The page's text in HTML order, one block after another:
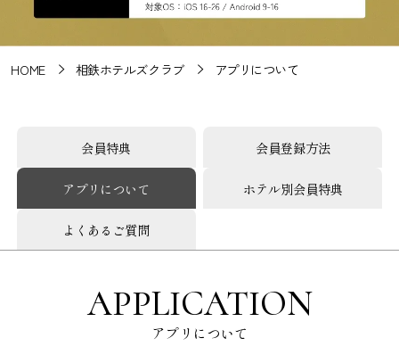
HOME 相鉄ホテルズクラブ アプリについて
会員特典 会員登録方法
アプリについて ホテル別会員特典
よくあるご質問
APPLICATION
アプリについて